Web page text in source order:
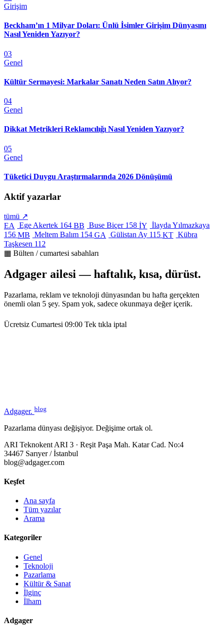
Girişim
Beckham’ın 1 Milyar Doları: Ünlü İsimler Girişim Dünyasını
Nasıl Yeniden Yazıyor?
03
Genel
Kültür Sermayesi: Markalar Sanatı Neden Satın Alıyor?
04
Genel
Dikkat Metrikleri Reklamcılığı Nasıl Yeniden Yazıyor?
05
Genel
Tüketici Duygu Araştırmalarında 2026 Dönüşümü
Aktif yazarlar
tümü ↗
EA
Ege Akertek 164 BB Buse Biçer 158 İY İlayda Yılmazkaya
156 MB Meltem Balım 154 GA Gülistan Ay 115 KT Kübra
Taşkesen 112
▦ Bülten / cumartesi sabahları
Adgager ailesi — haftalık, kısa, dürüst.
Pazarlama, reklam ve teknoloji dünyasından bu hafta gerçekten
önemli olan 5 şey. Spam yok, sadece okunmaya değer içerik.
Ücretsiz Cumartesi 09:00 Tek tıkla iptal
Adgager. blog
Pazarlama dünyası değişiyor. Değişime ortak ol.
ARI Teknokent ARI 3 · Reşit Paşa Mah. Katar Cad. No:4
34467 Sarıyer / İstanbul
blog@adgager.com
Keşfet
Ana sayfa
Tüm yazılar
Arama
Kategoriler
Genel
Teknoloji
Pazarlama
Kültür & Sanat
İlginç
İlham
Adgager